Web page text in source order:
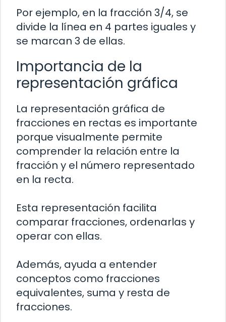
Por ejemplo, en la fracción 3/4, se
divide la línea en 4 partes iguales y
se marcan 3 de ellas.
Importancia de la
representación gráfica
La representación gráfica de
fracciones en rectas es importante
porque visualmente permite
comprender la relación entre la
fracción y el número representado
en la recta.
Esta representación facilita
comparar fracciones, ordenarlas y
operar con ellas.
Además, ayuda a entender
conceptos como fracciones
equivalentes, suma y resta de
fracciones.